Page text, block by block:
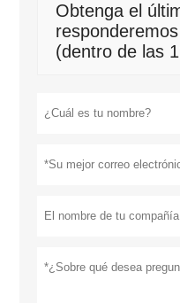
Obtenga el
(dentro de las